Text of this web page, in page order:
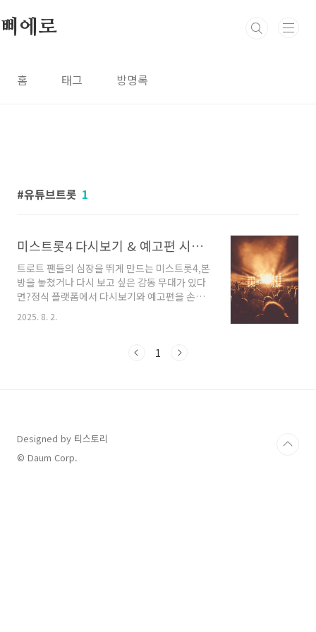
삐에로
홈 태그 방명록
유튜브트롯 1
미스트롯4 다시보기 & 예고편 시청 가이드 총정리!!
트로트 팬들의 심장을 뛰게 만드는 미스트롯4,본
방을 놓쳤거나 다시 보고 싶은 감동 무대가 있다
면?정식 플랫폼에서 다시보기와 예고편을 손쉽
게 확인할 수 있습니다.회차별 주요 미션과 참가
자 무대를 미리 보는 예고편도 시청 포인트예요.
롯4는 TV조선 방송 이후 다양한 OTT와 공식 채
일부 무료, 전체 회차 유료 시청 가능웨이브
(Wavve)→ https://www.wavve.com→ 월정
액 이용권 필요, 고화질 스트리밍 제공티..
2025. 8. 2.
1
Designed by 티스토리
© Daum Corp.